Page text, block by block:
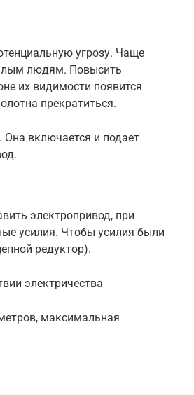
угрозу. Чаще
людям. Повысить
их видимости появится
прекратиться.
включается и подает
электропривод, при
усилия. Чтобы усилия были
редуктор).
электричества
максимальная